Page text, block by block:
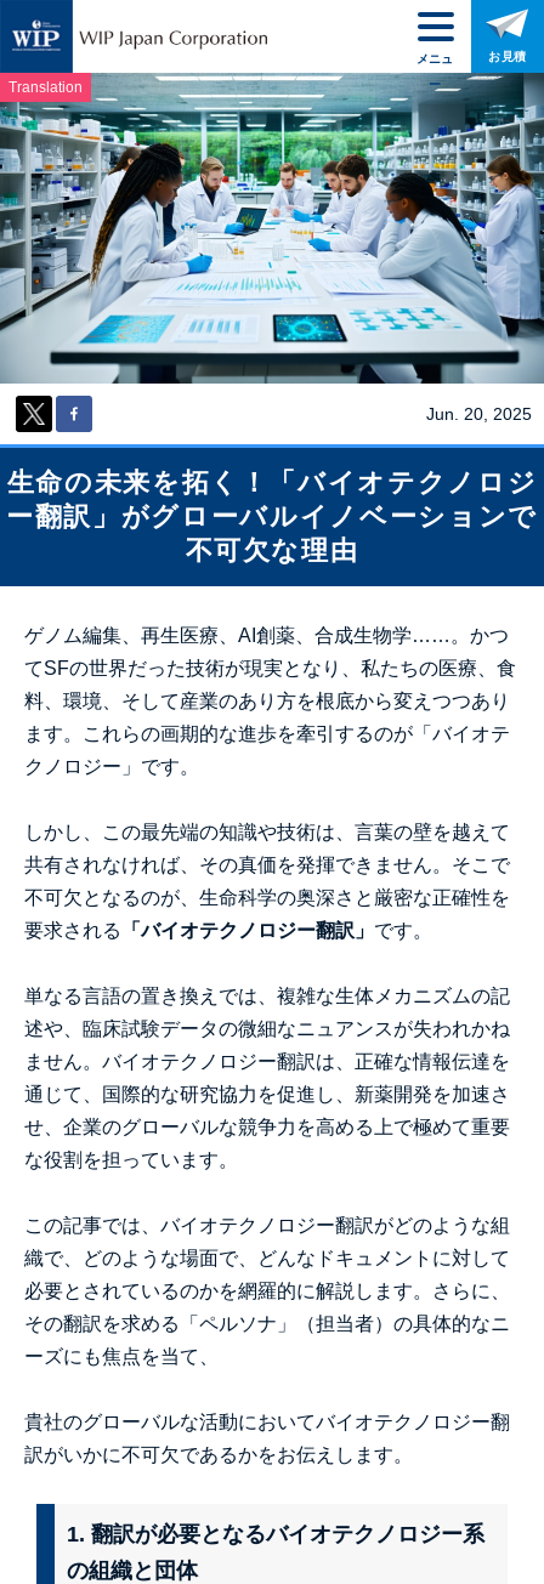
Translation
Jun. 20, 2025
生命の未来を拓く！「バイオテクノロジ
ー翻訳」がグローバルイノベーションで
不可欠な理由
ゲノム編集、再生医療、AI創薬、合成生物学……。かつ
てSFの世界だった技術が現実となり、私たちの医療、食
料、環境、そして産業のあり方を根底から変えつつあり
ます。これらの画期的な進歩を牽引するのが「バイオテ
クノロジー」です。
しかし、この最先端の知識や技術は、言葉の壁を越えて
共有されなければ、その真価を発揮できません。そこで
不可欠となるのが、生命科学の奥深さと厳密な正確性を
要求される
「バイオテクノロジー翻訳」 です。
単なる言語の置き換えでは、複雑な生体メカニズムの記
述や、臨床試験データの微細なニュアンスが失われかね
ません。バイオテクノロジー翻訳は、正確な情報伝達を
通じて、国際的な研究協力を促進し、新薬開発を加速さ
せ、企業のグローバルな競争力を高める上で極めて重要
な役割を担っています。
この記事では、バイオテクノロジー翻訳がどのような組
織で、どのような場面で、どんなドキュメントに対して
必要とされているのかを網羅的に解説します。さらに、
その翻訳を求める「ペルソナ」（担当者）の具体的なニ
ーズにも焦点を当て、
貴社のグローバルな活動においてバイオテクノロジー翻
訳がいかに不可欠であるかをお伝えします。
1. 翻訳が必要となるバイオテクノロジー系
の組織と団体
メニュ
ー
お見積